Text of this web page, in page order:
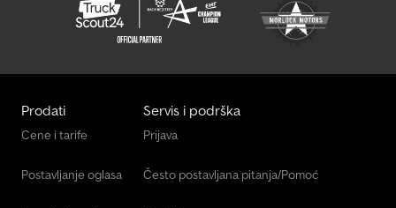
Prodati
Cene i tarife
Postavljanje oglasa
Servis i podrška
Prijava
Često postavljana pitanja/Pomoć